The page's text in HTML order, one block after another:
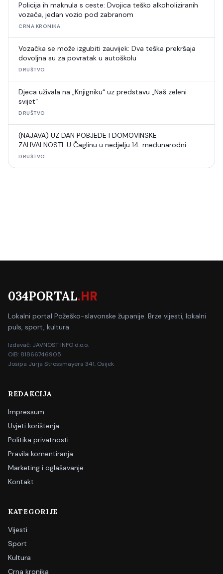
Policija ih maknula s ceste: Dvojica teško alkoholiziranih
vozača, jedan vozio pod zabranom
CRNA KRONIKA
Vozačka se može izgubiti zauvijek: Dva teška prekršaja
dovoljna su za povratak u autoškolu
DRUŠTVO
Djeca uživala na „Knjigniku“ uz predstavu „Naš zeleni
svijet“
DRUŠTVO
(NAJAVA) UZ DAN POBJEDE I DOMOVINSKE
ZAHVALNOSTI: U Čaglinu u nedjelju 14. međunarodni
šahovski turnir
DRUŠTVO
034PORTAL.HR
Lokalni portal Požeško-slavonske županije. Brze vijesti, lokalni
puls, sport, kultura.
Izdavač: JAVNOST INFO d.o.o.
OIB: 81866746905
Josipa Jurja Strossmayera 341, Osijek
REDAKCIJA
Impressum
Uvjeti korištenja
Politika privatnosti
Pravila komentiranja
Marketing i oglašavanje
Kontakt
KATEGORIJE
Vijesti
Sport
Kultura
Crna kronika